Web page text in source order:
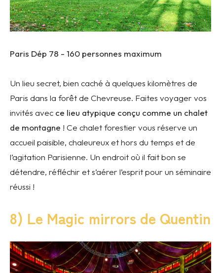
Paris Dép 78 - 160 personnes maximum
Un lieu secret, bien caché à quelques kilomètres de
Paris dans la forêt de Chevreuse. Faites voyager vos
invités avec ce lieu atypique conçu comme un chalet
de montagne ! Ce chalet forestier vous réserve un
accueil paisible, chaleureux et hors du temps et de
l’agitation Parisienne. Un endroit où il fait bon se
détendre, réfléchir et s’aérer l’esprit pour un séminaire
réussi !
8) Le Magic mirrors de Quentin